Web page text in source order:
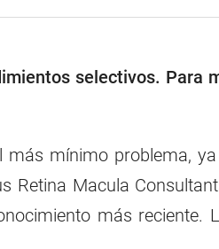
selectivos. Para
más mínimo problema,
Retina Macula
más reciente.